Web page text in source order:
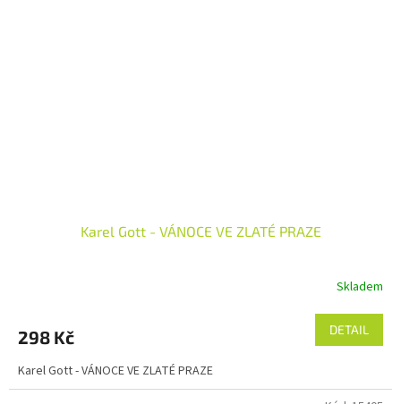
Karel Gott - VÁNOCE VE ZLATÉ PRAZE
Skladem
298 Kč DETAIL
Karel Gott - VÁNOCE VE ZLATÉ PRAZE